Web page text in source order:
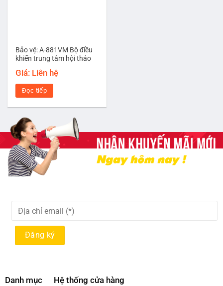
Bảo vệ: A-881VM Bộ điều
khiển trung tâm hội thảo
Giá: Liên hệ
Đọc tiếp
Danh mục
Hệ thống cửa hàng